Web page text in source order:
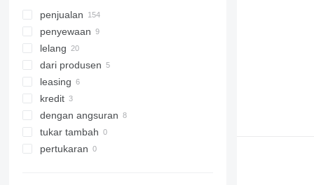
penjualan
penyewaan
lelang
dari produsen
leasing
kredit
dengan angsuran
tukar tambah
pertukaran